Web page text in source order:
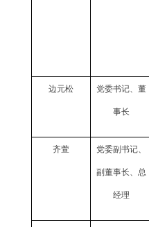
边元松 党委书记、董
事长
齐萱 党委副书记、
副董事长、总
经理